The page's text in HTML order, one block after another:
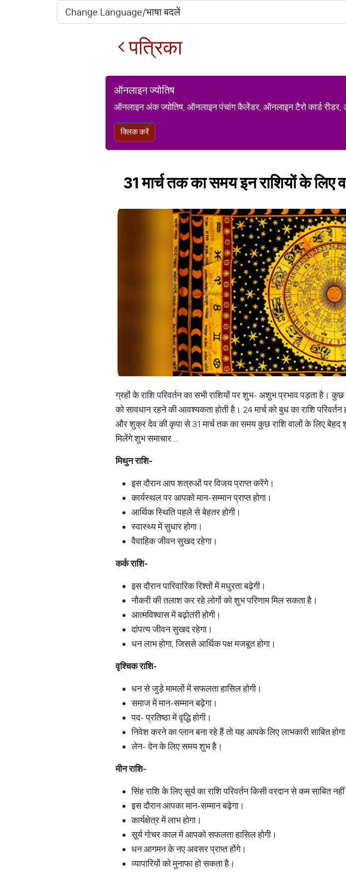
पत्रिका
ऑनलाइन ज्योतिष
ऑनलाइन अंक ज्योतिष, ऑनलाइन पंचांग कैलेंडर, ऑनलाइन टैरो कार्ड
क्लिक करें
31 मार्च तक का समय इन राशियों के लिए
ग्रहों के राशि परिवर्तन का सभी राशियों पर शुभ- अशुभ प्रभाव पड़ता है।
को सावधान रहने की आवश्यकता होती है। 24 मार्च को बुध का राशि
और शुक्र देव की कृपा से 31 मार्च तक का समय कुछ राशि वालों के लिए बेहद
मिलेंगे शुभ समाचार...
मिथुनराशि-
इस दौरान आप शत्रुओं पर विजय प्राप्त करेंगे।
कार्यस्थल पर आपको मान-सम्मान प्राप्त होगा।
आर्थिक स्थिति पहले से बेहतर होगी।
स्वास्थ्य में सुधार होगा।
वैवाहिक जीवन सुखद रहेगा।
कर्कराशि-
इस दौरान पारिवारिक रिश्तों में मधुरता बढ़ेगी।
नौकरी की तलाश कर रहे लोगों को शुभ परिणाम मिल सकता है।
आत्मविश्वास में बढ़ोतरी होगी।
दांपत्य जीवन सुखद रहेगा।
धन लाभ होगा, जिससे आर्थिक पक्ष मजबूत होगा।
वृश्चिकराशि-
धन से जुड़े मामलों में सफलता हासिल होगी।
समाज में मान-सम्मान बढ़ेगा।
पद- प्रतिष्ठा में वृद्धि होगी।
निवेश करने का प्लान बना रहे हैं तो यह आपके लिए लाभकारी साबित
लेन- देन के लिए समय शुभ है।
मीनराशि-
सिंह राशि के लिए सूर्य का राशि परिवर्तन किसी वरदान से कम साबित नहीं
इस दौरान आपका मान-सम्मान बढ़ेगा।
कार्यक्षेत्र में लाभ होगा।
सूर्य गोचर काल में आपको सफलता हासिल होगी।
धन आगमन के नए अवसर प्राप्त होंगे।
व्यापारियों को मुनाफा हो सकता है।